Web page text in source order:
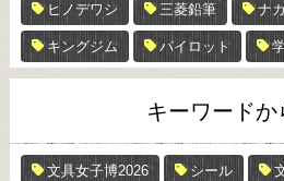
ヒノデワシ 三菱鉛筆 ナ
キングジム パイロット
キーワードか
文具女子博2026 シール